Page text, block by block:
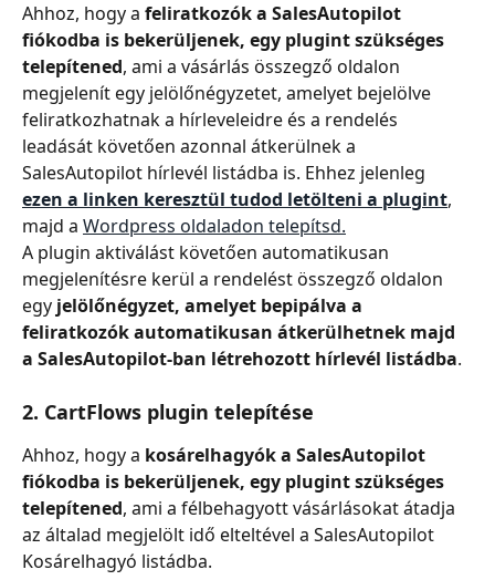
Ahhoz, hogy a feliratkozók a SalesAutopilot
fiókodba is bekerüljenek, egy plugint szükséges
telepítened, ami a vásárlás összegző oldalon
megjelenít egy jelölőnégyzetet, amelyet bejelölve
feliratkozhatnak a hírleveleidre és a rendelés
leadását követően azonnal átkerülnek a
SalesAutopilot hírlevél listádba is. Ehhez jelenleg
ezen a linken keresztül tudod letölteni a plugint,
majd a Wordpress oldaladon telepítsd.
A plugin aktiválást követően automatikusan
megjelenítésre kerül a rendelést összegző oldalon
egy jelölőnégyzet, amelyet bepipálva a
feliratkozók automatikusan átkerülhetnek majd
a SalesAutopilot-ban létrehozott hírlevél listádba.
2. CartFlows plugin telepítése
Ahhoz, hogy a kosárelhagyók a SalesAutopilot
fiókodba is bekerüljenek, egy plugint szükséges
telepítened, ami a félbehagyott vásárlásokat átadja
az általad megjelölt idő elteltével a SalesAutopilot
Kosárelhagyó listádba.